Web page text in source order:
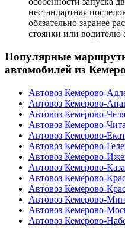
нестандартная
обязательно заранее
стоянки или водителю
Популярные
автомобилей из
Автовоз Кемерово-
Автовоз Кемерово-
Автовоз Кемерово-
Автовоз Кемерово-Чита
Автовоз Кемерово-
Автовоз Кемерово-
Автовоз Кемерово-
Автовоз Кемерово-
Автовоз Кемерово-
Автовоз Кемерово-
Автовоз Кемерово-
Автовоз Кемерово-
Автовоз Кемерово-